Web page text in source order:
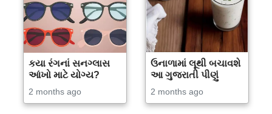
કયા રંગનાં સનગ્લાસ
આંખો માટે યોગ્ય?
2 months ago
ઉનાળામાં લૂથી બચાવશે
આ ગુજરાતી પીણું
2 months ago